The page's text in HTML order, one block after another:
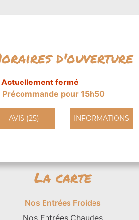
d'ouverture
Actuellement fermé
Précommande pour 15h50
AVIS (25) INFORMATIONS
La carte
Nos Entrées Froides
Nos Entrées Chaudes